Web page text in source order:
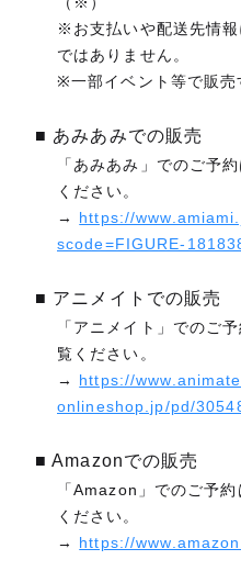
※お支払いや配送先情
ではありません。
※一部イベント等で販売
■ あみあみでの販売
「あみあみ」でのご予
ください。
→ https://
scode=FIGURE-
■ アニメイトでの販売
「アニメイト」でのご
覧ください。
→ https://
onlineshop.jp/pd/
■ Amazonでの販売
「Amazon」でのご予
ください。
→ https://